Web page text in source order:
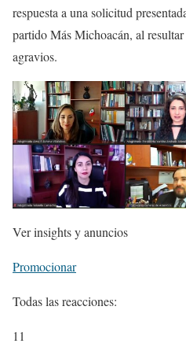
respuesta a una solicitud
partido Más Michoacán, al
agravios.
Ver insights y anuncios
Promocionar
Todas las reacciones:
11